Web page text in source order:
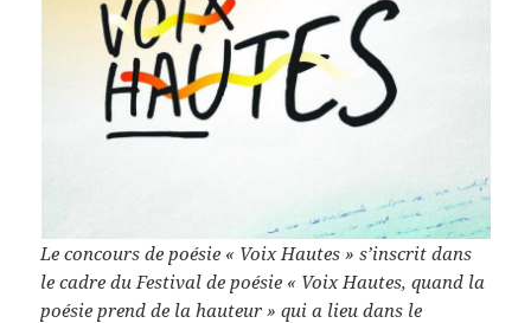
Le concours de poésie « Voix Hautes » s’inscrit dans
le cadre du Festival de poésie « Voix Hautes, quand la
poésie prend de la hauteur » qui a lieu dans le